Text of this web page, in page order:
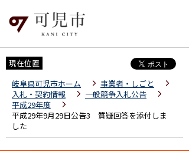
現在位置
岐阜県可児市ホーム
事業者・しごと
入札・契約情報
一般競争入札公告
平成29年度
平成29年9月29日公告3 質疑回答を添付しま
した